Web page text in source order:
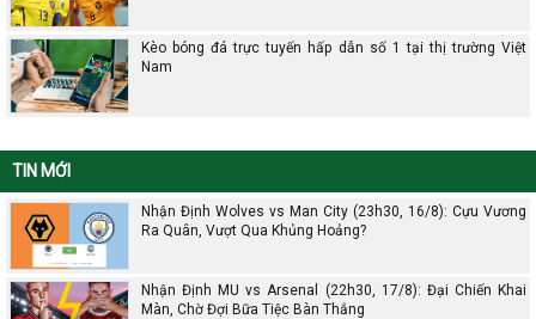
Kèo bóng đá trực tuyến hấp dẫn số 1 tại thị trường Việt
Nam
TIN MỚI
Nhận Định Wolves vs Man City (23h30, 16/8): Cựu Vương
Ra Quân, Vượt Qua Khủng Hoảng?
Nhận Định MU vs Arsenal (22h30, 17/8): Đại Chiến Khai
Màn, Chờ Đợi Bữa Tiệc Bàn Thắng